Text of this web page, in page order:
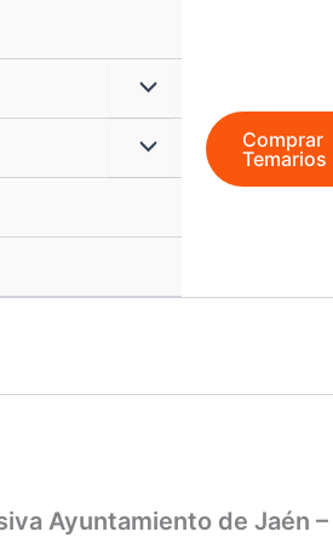
Alternar
menú
Alternar
Comprar
Temarios
Ayuntamiento de Jaén